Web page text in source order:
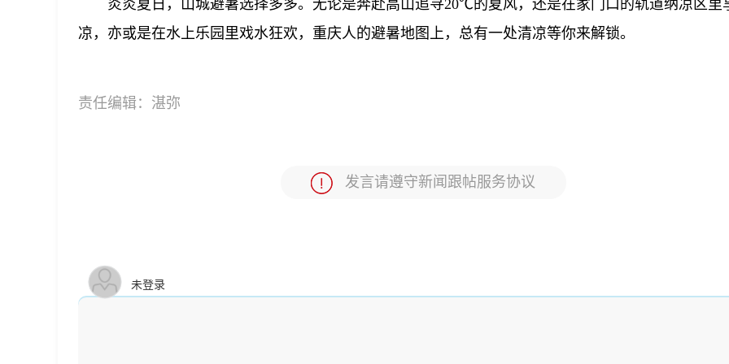
炎炎夏日，山城避暑选择多多。无论是奔赴高山追寻20℃的夏风，还是在家门口的轨道纳凉区里
凉，亦或是在水上乐园里戏水狂欢，重庆人的避暑地图上，总有一处清凉等你来解锁。
责任编辑： 湛弥
发言请遵守新闻跟帖服务协议
未登录